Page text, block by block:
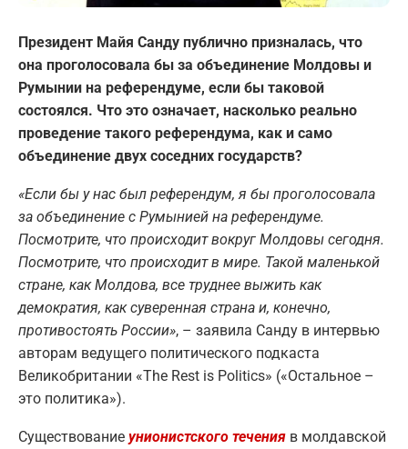
Президент Майя Санду публично призналась, что
она проголосовала бы за объединение Молдовы и
Румынии на референдуме, если бы таковой
состоялся. Что это означает, насколько реально
проведение такого референдума, как и само
объединение двух соседних государств?
«Если бы у нас был референдум, я бы проголосовала
за объединение с Румынией на референдуме.
Посмотрите, что происходит вокруг Молдовы сегодня.
Посмотрите, что происходит в мире. Такой маленькой
стране, как Молдова, все труднее выжить как
демократия, как суверенная страна и, конечно,
противостоять России», – заявила Санду в интервью
авторам ведущего политического подкаста
Великобритании «The Rest is Politics» («Остальное –
это политика»).
Существование унионистского течения в молдавской